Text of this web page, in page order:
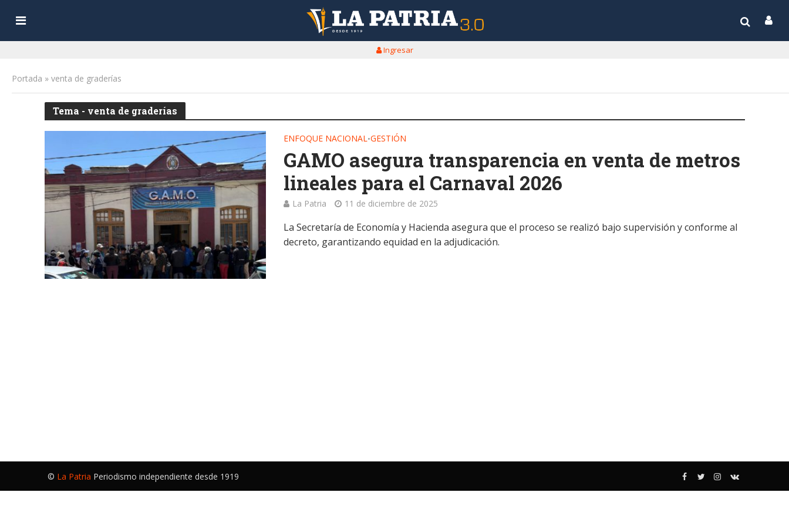
Ingresar
Portada » venta de graderías
Tema - venta de graderías
ENFOQUE NACIONAL•GESTIÓN
GAMO asegura transparencia en venta de metros
lineales para el Carnaval 2026
La Patria 11 de diciembre de 2025
La Secretaría de Economía y Hacienda asegura que el proceso se realizó bajo supervisión y conforme al
decreto, garantizando equidad en la adjudicación.
© La Patria Periodismo independiente desde 1919